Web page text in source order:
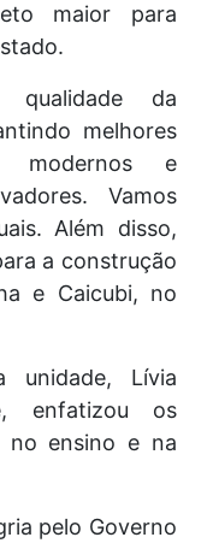
maior para
qualidade da
melhores
modernos e
Vamos
Além disso,
a construção
e Caicubi, no
unidade, Lívia
enfatizou os
no ensino e na
pelo Governo